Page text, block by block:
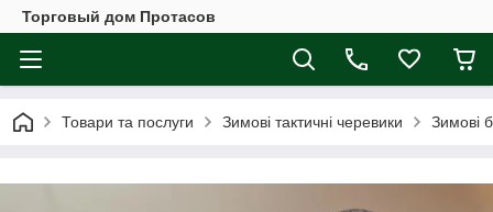
Торговый дом Протасов
Товари та послуги Зимові тактичні черевики Зимові